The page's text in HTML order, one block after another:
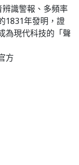
識警報、多頻率
1831年發明，證
為現代科技的「聲
方